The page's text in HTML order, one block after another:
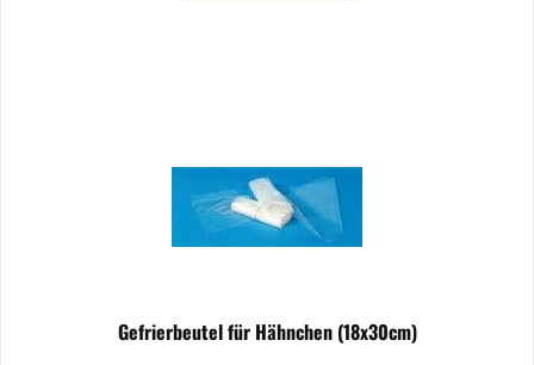
Gefrierbeutel für Hähnchen (18x30cm)